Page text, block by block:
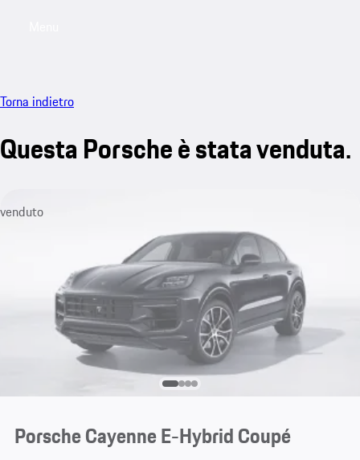
Torna indietro
Questa Porsche è stata venduta.
venduto
Porsche Cayenne E-Hybrid Coupé